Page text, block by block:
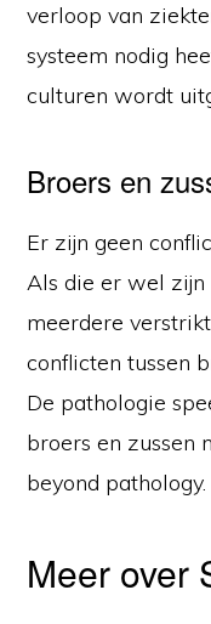
verloop van
systeem nodig
culturen wordt
Broers en
Er zijn geen
Als die er wel
meerdere
conflicten tussen
De pathologie
broers en zussen
beyond pathology.
Meer over